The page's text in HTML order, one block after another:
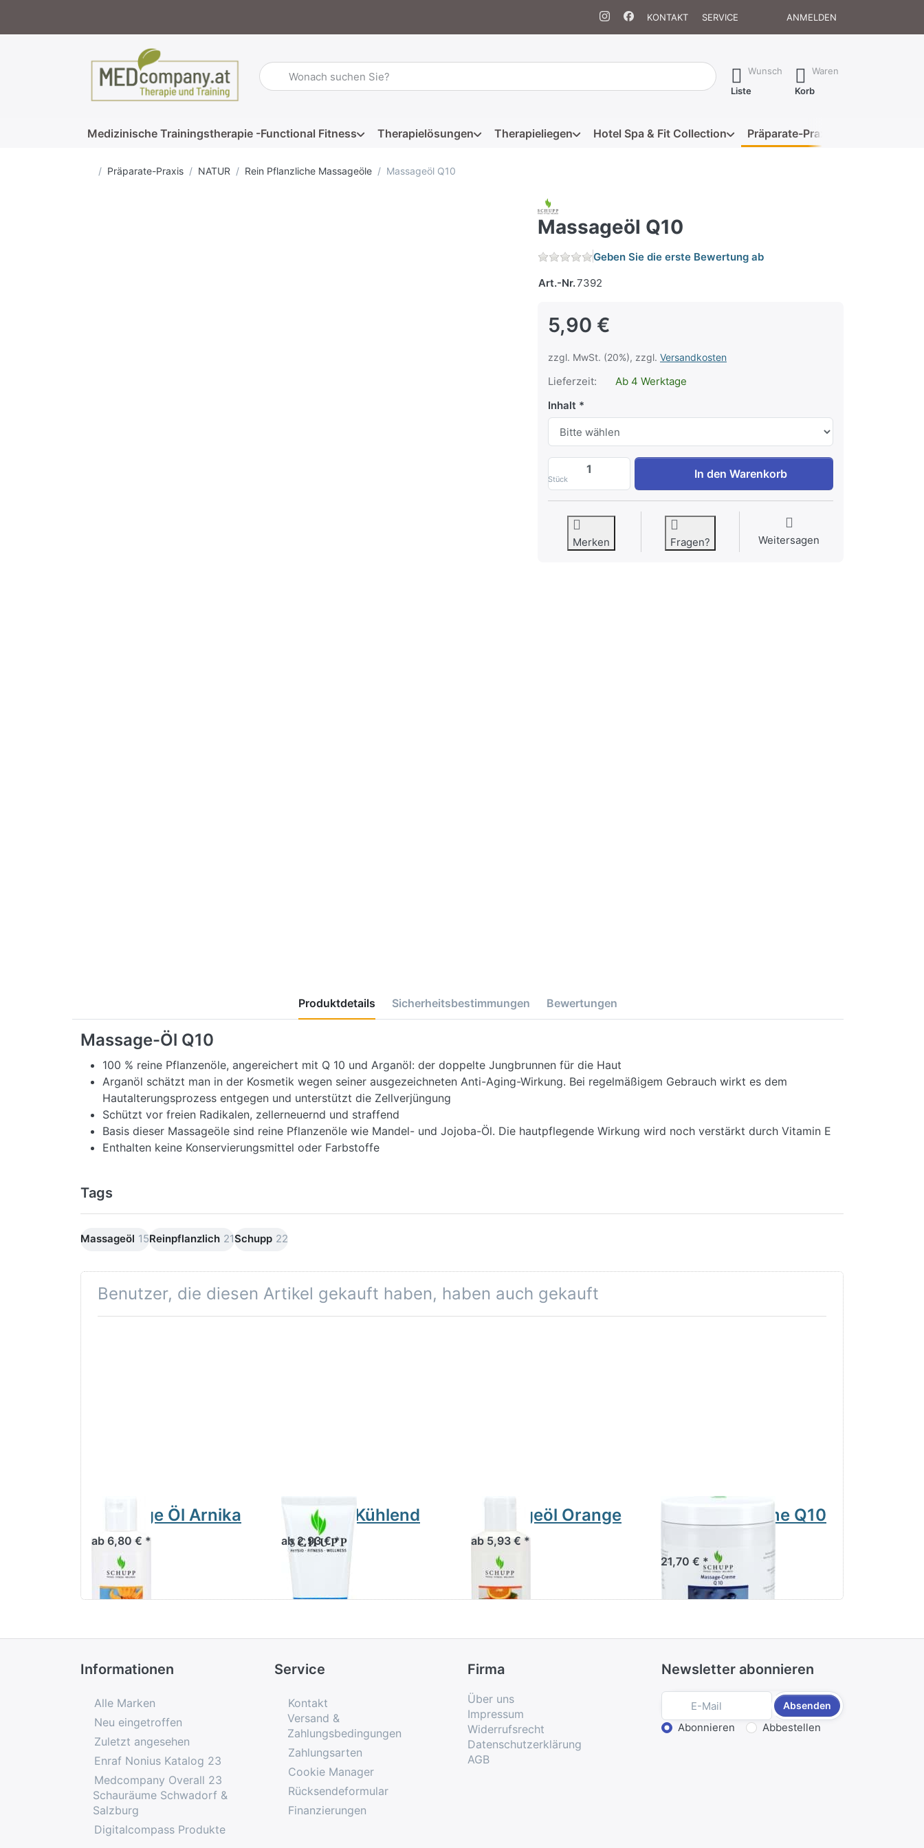
KONTAKT SERVICE ANMELDEN
Geben Sie einen Suchbegriff ein. Während Sie tippen, erscheinen automatisch erste Ergebnisse. Drücken Sie die Eingabetaste, um alle
Wunsch
Liste
Waren
Korb
Medizinische Trainingstherapie -Functional Fitness Therapielösungen Therapieliegen Hotel Spa & Fit Collection Präparate-Praxis
Startseite
Präparate-Praxis NATUR Rein Pflanzliche Massageöle Massageöl Q10
Massageöl Q10
Geben Sie die erste Bewertung ab
Art.-Nr.7392
5,90 €
zzgl. MwSt. (20%), zzgl. Versandkosten
Lieferzeit:
Ab 4 Werktage
Inhalt
Stück
Massageöl Q10 zu 5,90 €, Menge 1.
In den Warenkorb
Merken Fragen? Weitersagen
Produktdetails Sicherheitsbestimmungen Bewertungen
Massage-Öl Q10
100 % reine Pflanzenöle, angereichert mit Q 10 und Arganöl: der doppelte Jungbrunnen für die Haut
Arganöl schätzt man in der Kosmetik wegen seiner ausgezeichneten Anti-Aging-Wirkung. Bei regelmäßigem Gebrauch wirkt es dem
Hautalterungsprozess entgegen und unterstützt die Zellverjüngung
Schützt vor freien Radikalen, zellerneuernd und straffend
Basis dieser Massageöle sind reine Pflanzenöle wie Mandel- und Jojoba-Öl. Die hautpflegende Wirkung wird noch verstärkt durch Vitamin E
Enthalten keine Konservierungsmittel oder Farbstoffe
Tags
Massageöl 15Reinpflanzlich 21Schupp 22
Benutzer, die diesen Artikel gekauft haben, haben auch gekauft
Massage Öl Arnika
ab 6,80 € *
Sportgel Kühlend
ab 2,93 € *
Massageöl Orange
ab 5,93 € *
Massage Creme Q10
21,70 € *
Informationen
Alle Marken
Neu eingetroffen
Zuletzt angesehen
Enraf Nonius Katalog 23
Medcompany Overall 23
Schauräume Schwadorf &
Salzburg
Digitalcompass Produkte
Service
Kontakt
Versand &
Zahlungsbedingungen
Zahlungsarten
Cookie Manager
Rücksendeformular
Finanzierungen
Firma
Über uns
Impressum
Widerrufsrecht
Datenschutzerklärung
AGB
Newsletter abonnieren
Absenden
Aktion wählen
Abonnieren Abbestellen